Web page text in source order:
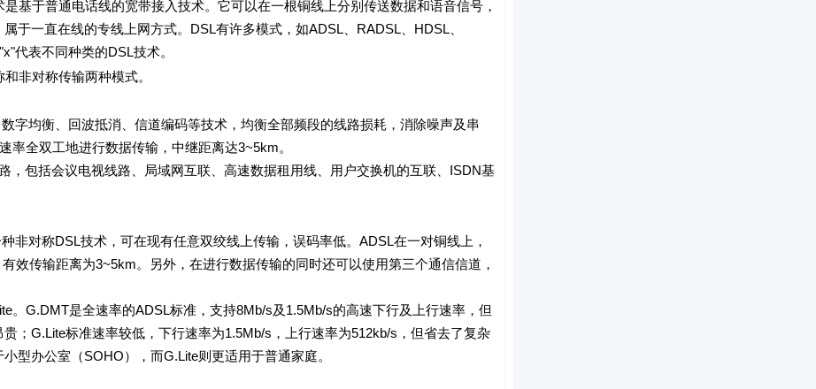
于普通电话线的宽带接入技术。它可以在一根铜线上分别传送数据和语音信号，
于一直在线的专线上网方式。DSL有许多模式，如ADSL、RADSL、HDSL、
代表不同种类的DSL技术。
非对称传输两种模式。
均衡、回波抵消、信道编码等技术，均衡全部频段的线路损耗，消除噪声及串
全双工地进行数据传输，中继距离达3~5km。
包括会议电视线路、局域网互联、高速数据租用线、用户交换机的互联、ISDN基
对称DSL技术，可在现有任意双绞线上传输，误码率低。ADSL在一对铜线上，
效传输距离为3~5km。另外，在进行数据传输的同时还可以使用第三个通信信道，
G.DMT是全速率的ADSL标准，支持8Mb/s及1.5Mb/s的高速下行及上行速率，但
；G.Lite标准速率较低，下行速率为1.5Mb/s，上行速率为512kb/s，但省去了复杂
型办公室（SOHO），而G.Lite则更适用于普通家庭。